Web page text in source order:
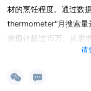
请
材的烹饪程度。通过数
thermometer"月搜索量
量预计超过15万。从需
外，全年销量相对稳定
然而，深入分析竞争环